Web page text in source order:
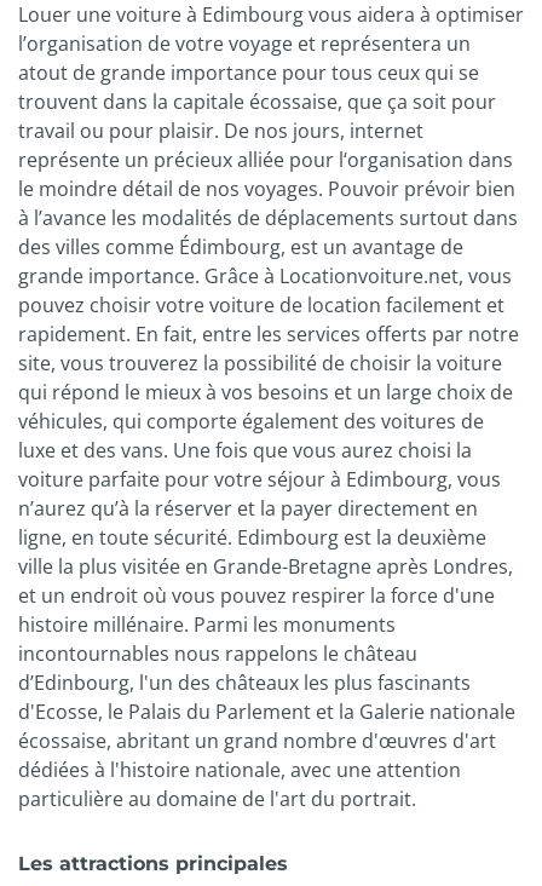
Louer une voiture à Edimbourg vous aidera à optimiser
l’organisation de votre voyage et représentera un
atout de grande importance pour tous ceux qui se
trouvent dans la capitale écossaise, que ça soit pour
travail ou pour plaisir. De nos jours, internet
représente un précieux alliée pour l‘organisation dans
le moindre détail de nos voyages. Pouvoir prévoir bien
à l’avance les modalités de déplacements surtout dans
des villes comme Édimbourg, est un avantage de
grande importance. Grâce à Locationvoiture.net, vous
pouvez choisir votre voiture de location facilement et
rapidement. En fait, entre les services offerts par notre
site, vous trouverez la possibilité de choisir la voiture
qui répond le mieux à vos besoins et un large choix de
véhicules, qui comporte également des voitures de
luxe et des vans. Une fois que vous aurez choisi la
voiture parfaite pour votre séjour à Edimbourg, vous
n’aurez qu’à la réserver et la payer directement en
ligne, en toute sécurité. Edimbourg est la deuxième
ville la plus visitée en Grande-Bretagne après Londres,
et un endroit où vous pouvez respirer la force d'une
histoire millénaire. Parmi les monuments
incontournables nous rappelons le château
d’Edinbourg, l'un des châteaux les plus fascinants
d'Ecosse, le Palais du Parlement et la Galerie nationale
écossaise, abritant un grand nombre d'œuvres d'art
dédiées à l'histoire nationale, avec une attention
particulière au domaine de l'art du portrait.
Les attractions principales